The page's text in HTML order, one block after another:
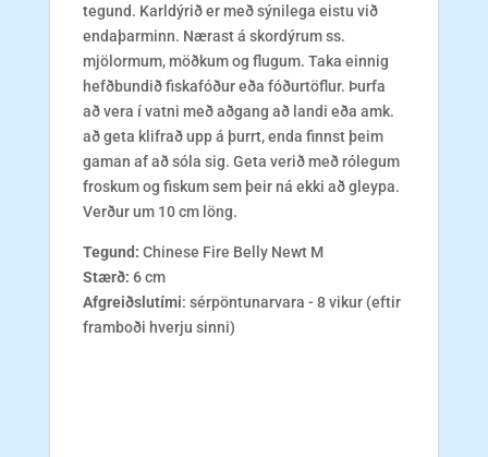
tegund. Karldýrið er með sýnilega eistu við
endaþarminn. Nærast á skordýrum ss.
mjölormum, möðkum og flugum. Taka einnig
hefðbundið fiskafóður eða fóðurtöflur. Þurfa
að vera í vatni með aðgang að landi eða amk.
að geta klifrað upp á þurrt, enda finnst þeim
gaman af að sóla sig. Geta verið með rólegum
froskum og fiskum sem þeir ná ekki að gleypa.
Verður um 10 cm löng.
Tegund: Chinese Fire Belly Newt M
Stærð: 6 cm
Afgreiðslutími: sérpöntunarvara - 8 vikur (eftir
framboði hverju sinni)